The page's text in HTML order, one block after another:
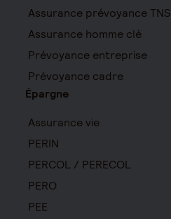
Assurance prévoyance TNS
Assurance homme clé
Prévoyance entreprise
Prévoyance cadre
Épargne
Assurance vie
PERIN
PERCOL / PERECOL
PERO
PEE